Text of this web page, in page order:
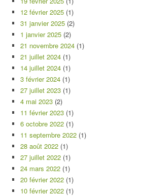
12 février 2025 (1)
31 janvier 2025 (2)
1 janvier 2025 (2)
21 novembre 2024 (1)
21 juillet 2024 (1)
14 juillet 2024 (1)
3 février 2024 (1)
27 juillet 2023 (1)
4 mai 2023 (2)
11 février 2023 (1)
6 octobre 2022 (1)
11 septembre 2022 (1)
28 août 2022 (1)
27 juillet 2022 (1)
24 mars 2022 (1)
20 février 2022 (1)
10 février 2022 (1)